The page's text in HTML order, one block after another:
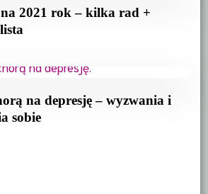
2021 rok – kilka rad +
na depresję – wyzwania i
sobie